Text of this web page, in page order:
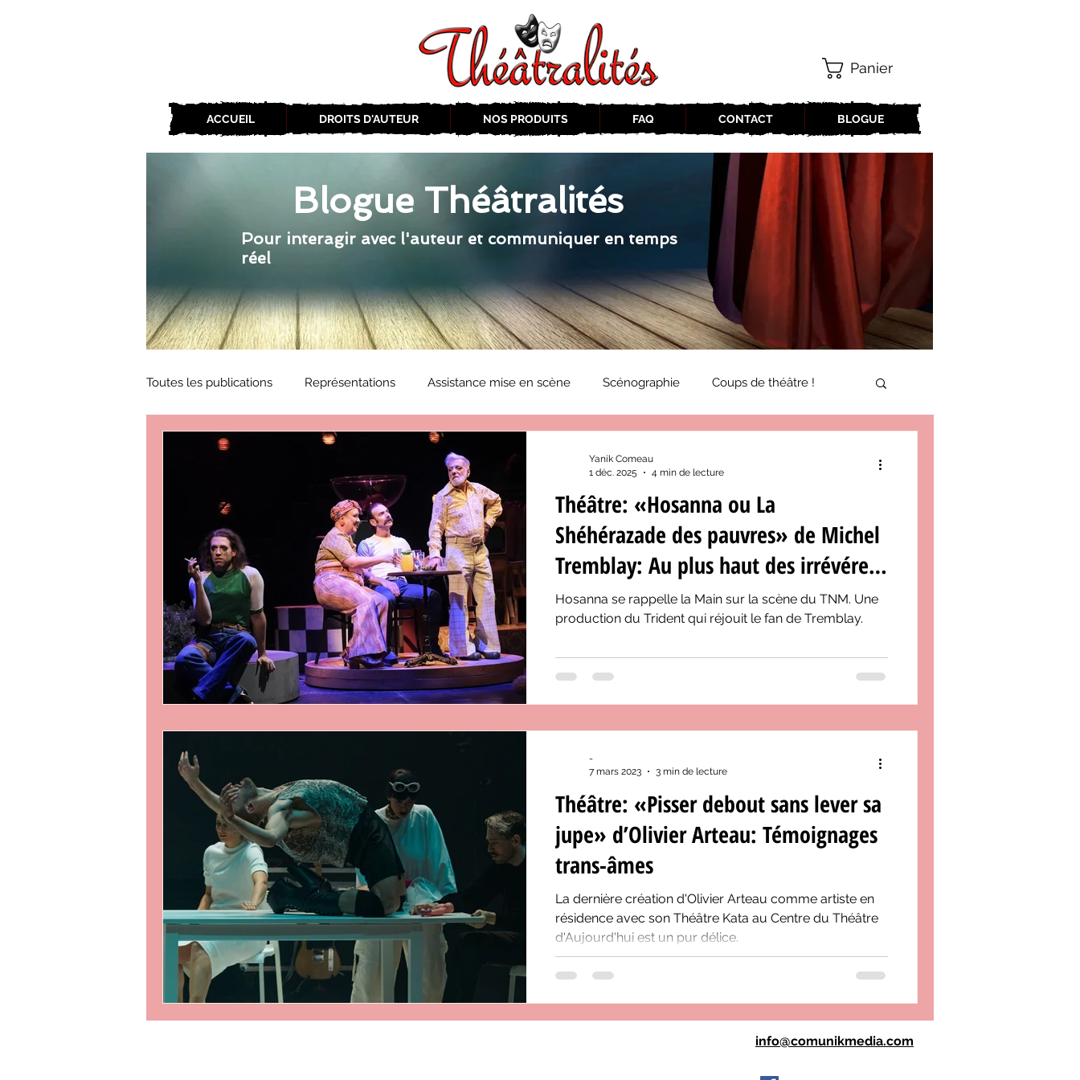
ACCUEIL DROITS D'AUTEUR NOS PRODUITS FAQ CONTACT BLOGUE
Panier
Blogue Théâtralités
Pour interagir avec l'auteur et communiquer en temps
réel
Toutes les publications Représentations Assistance mise en scène Scénographie Coups de théâtre !
Zone Culture ZoneCulture 2019-2020
ZoneCulture 2018-2019 ZoneCulture 2020-2021 Journal «BIENVENUE À BORD!» ZoneCulture 2021-2022
ZoneCulture 2022-2023 ZoneCulture 2023-2024 ZoneCulture 2024-2025 ZoneCulture 2025-2026
critique théâtre Rhinocéros ZoneCulture 2026-2027
Théâtre: «Hosanna ou La
Shéhérazade des pauvres» de Michel
Tremblay: Au plus haut des irrévéren-
cieux
Hosanna se rappelle la Main sur la scène du TNM. Une
production du Trident qui réjouit le fan de Tremblay.
Yanik Comeau
1 déc. 2025
4 min de lecture
Théâtre: «Pisser debout sans lever sa
jupe» d’Olivier Arteau: Témoignages
trans-âmes
La dernière création d'Olivier Arteau comme artiste en
résidence avec son Théâtre Kata au Centre du Théâtre
d'Aujourd'hui est un pur délice.
-
7 mars 2023
3 min de lecture
info@comunikmedia.com